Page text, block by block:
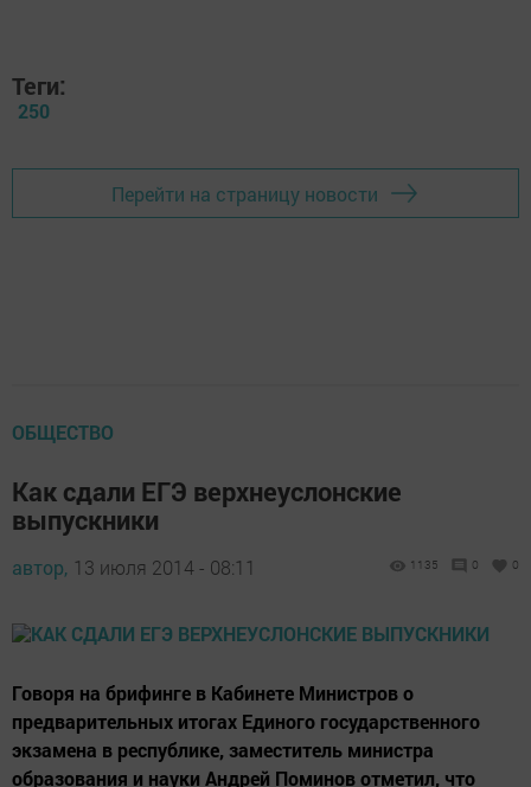
Теги:
250
Перейти на страницу новости
ОБЩЕСТВО
Как сдали ЕГЭ верхнеуслонские
выпускники
автор, 13 июля 2014 - 08:11 1135 0 0
Говоря на брифинге в Кабинете Министров о
предварительных итогах Единого государственного
экзамена в республике, заместитель министра
образования и науки Андрей Поминов отметил, что